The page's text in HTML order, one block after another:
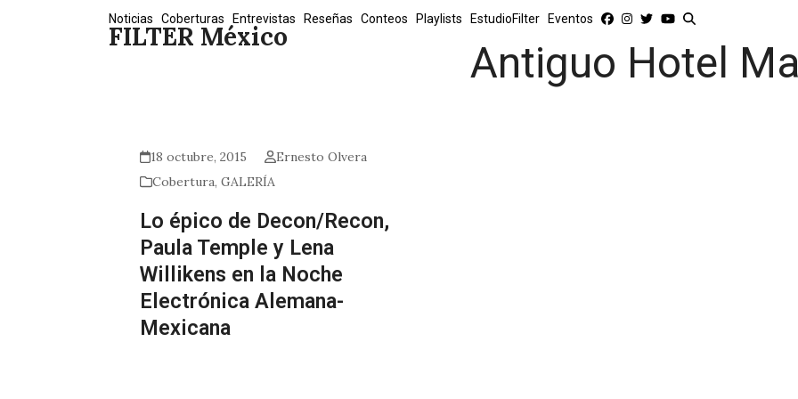
FILTER México
Noticias Coberturas Entrevistas Reseñas Conteos Playlists EstudioFilter Eventos
Antiguo Hotel
18 octubre, 2015
Ernesto Olvera
Cobertura, GALERÍA
Lo épico de Decon/Recon,
Paula Temple y Lena
Willikens en la Noche
Electrónica Alemana-
Mexicana